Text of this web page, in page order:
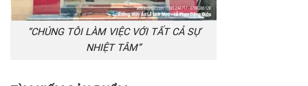
“CHÚNG TÔI LÀM VIỆC VỚI TẤT CẢ SỰ
NHIỆT TÂM”